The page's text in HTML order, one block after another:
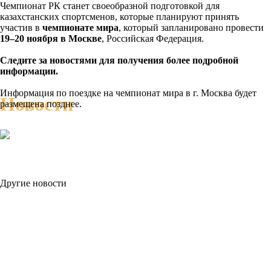
Новости
Чемпионат РК станет своеобразной подготовкой для
казахстанских спортсменов, которые планируют принять
участив в чемпионате мира, который запланировано провести
19–20 ноября в Москве, Российская Федерация.
Следите за новостями для получения более подробной
информации.
Информация по поездке на чемпионат мира в г. Москва будет
размещена позднее.
Другие новости